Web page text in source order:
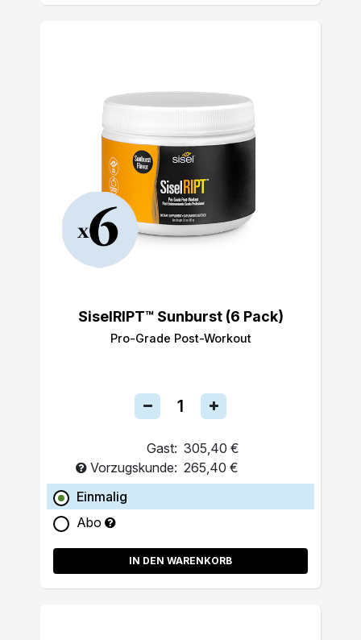
SiselRIPT™ Sunburst (6 Pack)
Pro-Grade Post-Workout
Gast: 305,40 €
Vorzugskunde: 265,40 €
Einmalig
Abo
IN DEN WARENKORB